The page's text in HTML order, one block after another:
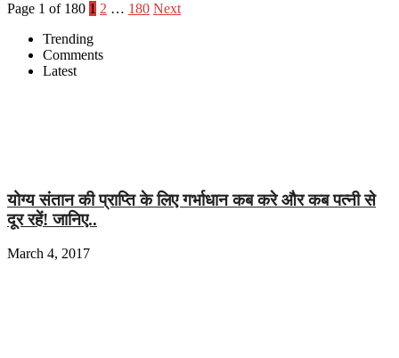
Page 1 of 180 1 2 … 180 Next
Trending
Comments
Latest
योग्य संतान की प्राप्ति के लिए गर्भाधान कब करे और कब पत्नी से
दूर रहें! जानिए..
March 4, 2017